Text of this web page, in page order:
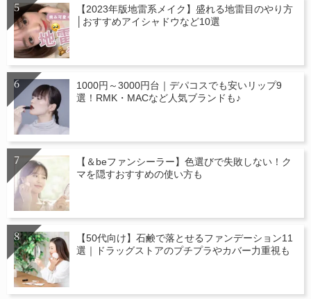
【2023年版地雷系メイク】盛れる地雷目のやり方
│おすすめアイシャドウなど10選
1000円～3000円台｜デパコスでも安いリップ9
選！RMK・MACなど人気ブランドも♪
【＆beファンシーラー】色選びで失敗しない！ク
マを隠すおすすめの使い方も
【50代向け】石鹸で落とせるファンデーション11
選｜ドラッグストアのプチプラやカバー力重視も